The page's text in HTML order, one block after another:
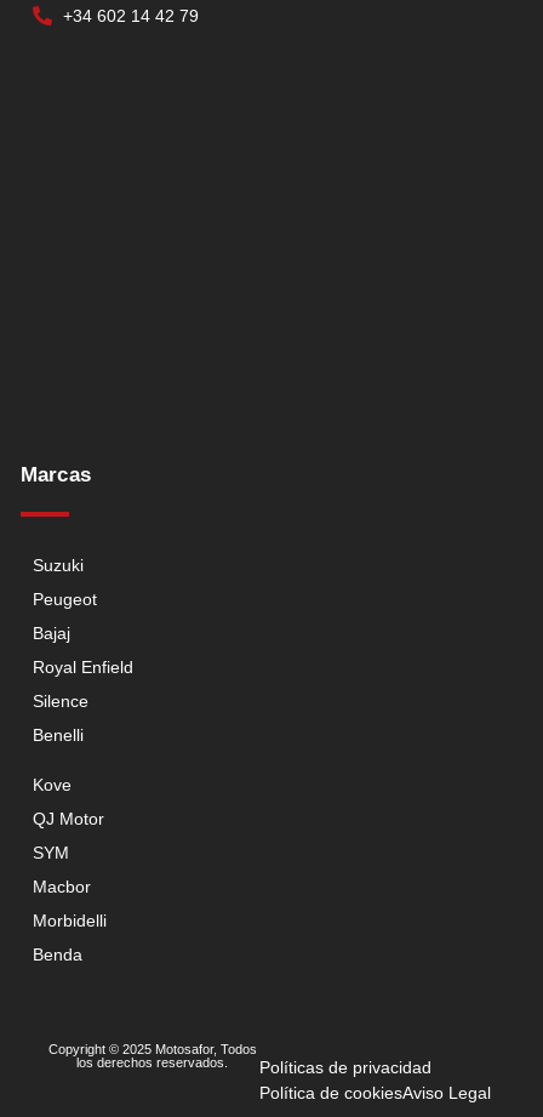
+34 602 14 42 79
Marcas
Suzuki
Peugeot
Bajaj
Royal Enfield
Silence
Benelli
Kove
QJ Motor
SYM
Macbor
Morbidelli
Benda
Copyright © 2025 Motosafor, Todos
los derechos reservados.
Políticas de privacidad
Política de cookiesAviso Legal